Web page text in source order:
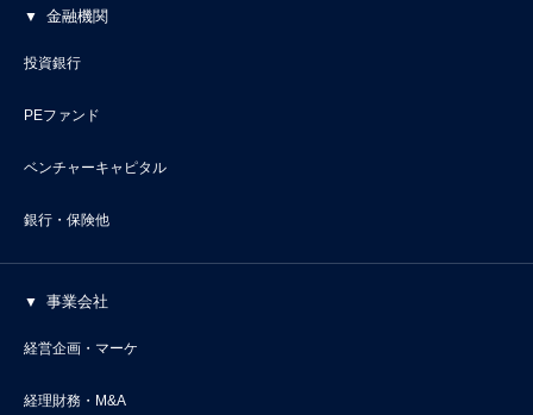
金融機関
投資銀行
PEファンド
ベンチャーキャピタル
銀行・保険他
事業会社
経営企画・マーケ
経理財務・M&A